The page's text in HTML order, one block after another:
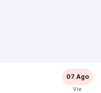
07 Ago
Vie